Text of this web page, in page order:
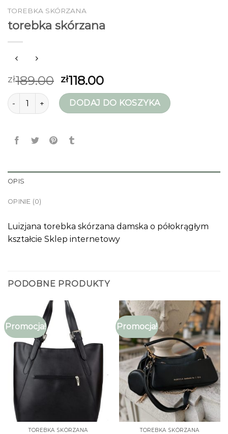
TOREBKA SKÓRZANA
torebka skórzana
zł189.00 zł118.00
ilość torebka skórzanaDODAJ DO KOSZYKA
OPIS
OPINIE (0)
Luizjana torebka skórzana damska o półokrągłym
kształcie Sklep internetowy
PODOBNE PRODUKTY
Promocja!
TOREBKA SKÓRZANA
Promocja!
TOREBKA SKÓRZANA